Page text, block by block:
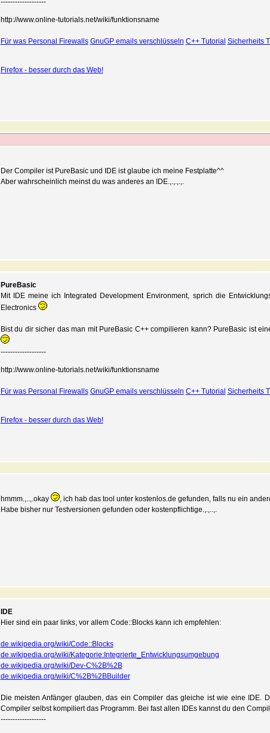
http://www.online-tutorials.net/wiki/funktionsname
Für was Personal Firewalls GnuGP emails verschlüsseln C++ Tutorial Sicherheits
Firefox - besser durch das Web!
Der Compiler ist PureBasic und IDE ist glaube ich meine Festplatte^^
Aber wahrscheinlich meinst du was anderes an IDE.,.,.,.,.
PureBasic
Mit IDE meine ich Integrated Development Environment, sprich die
Electronics
Bist du dir sicher das man mit PureBasic C++ compilieren kann? PureBasic ist
-------------------
http://www.online-tutorials.net/wiki/funktionsname
Für was Personal Firewalls GnuGP emails verschlüsseln C++ Tutorial Sicherheits
Firefox - besser durch das Web!
hmmm.,..,.okay
, ich hab das tool unter kostenlos.de gefunden, falls nu ein
Habe bisher nur Testversionen gefunden oder kostenpflichtige.,.,..,.
IDE
Hier sind ein paar links, vor allem Code::Blocks kann ich empfehlen:
de.wikipedia.org/wiki/Code::Blocks
de.wikipedia.org/wiki/Kategorie:Integrierte_Entwicklungsumgebung
de.wikipedia.org/wiki/Dev-C%2B%2B
de.wikipedia.org/wiki/C%2B%2BBuilder
Die meisten Anfänger glauben, das ein Compiler das gleiche ist wie eine IDE.
Compiler selbst kompiliert das Programm. Bei fast allen IDEs kannst du den
-------------------